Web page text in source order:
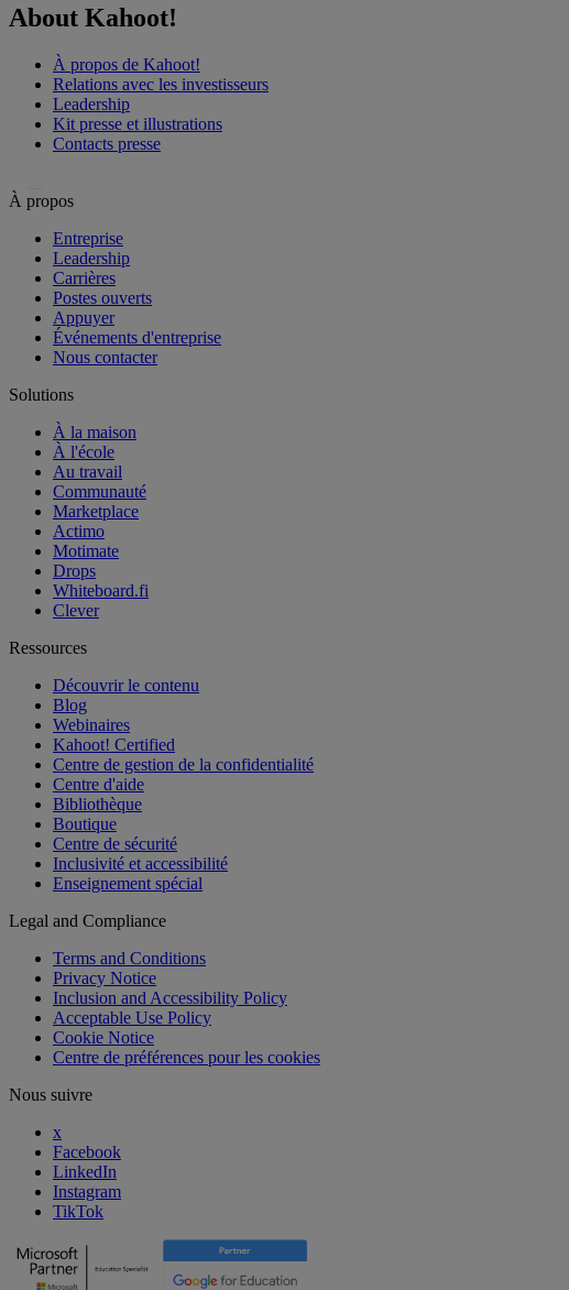
About Kahoot!
À propos de Kahoot!
Relations avec les investisseurs
Leadership
Kit presse et illustrations
Contacts presse
À propos
Entreprise
Leadership
Carrières
Postes ouverts
Appuyer
Événements d'entreprise
Nous contacter
Solutions
À la maison
À l'école
Au travail
Communauté
Marketplace
Actimo
Motimate
Drops
Whiteboard.fi
Clever
Ressources
Découvrir le contenu
Blog
Webinaires
Kahoot! Certified
Centre de gestion de la confidentialité
Centre d'aide
Bibliothèque
Boutique
Centre de sécurité
Inclusivité et accessibilité
Enseignement spécial
Legal and Compliance
Terms and Conditions
Privacy Notice
Inclusion and Accessibility Policy
Acceptable Use Policy
Cookie Notice
Centre de préférences pour les cookies
Nous suivre
x
Facebook
LinkedIn
Instagram
TikTok